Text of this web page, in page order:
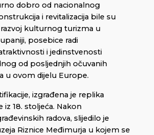
dobro od nacionalnog
i revitalizacija bile su
razvoj kulturnog turizma u
posebice radi
i jedinstvenosti
od posljednjih očuvanih
u ovom dijelu Europe.
izgrađena je replika
iz 18. stoljeća. Nakon
radova, slijedilo je
Riznice Međimurja u kojem se